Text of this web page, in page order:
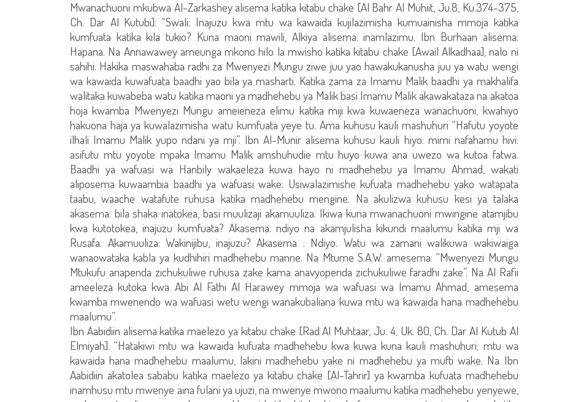
Mwanachuoni mkubwa Al-Zarkashey alisema katika kitabu chake [Al Bahr Al Muhiit, Ju.8, Ku.374-375,
Ch. Dar Al Kutubi]: “Swali: Inajuzu kwa mtu wa kawaida kujilazimisha kumuainisha mmoja katika
kumfuata katika kila tukio? Kuna maoni mawili, Alkiya alisema: inamlazimu. Ibn Burhaan alisema:
Hapana. Na Annawawey ameunga mkono hilo la mwisho katika kitabu chake [Awail Alkadhaa], nalo ni
sahihi. Hakika maswahaba radhi za Mwenyezi Mungu ziwe juu yao hawakukanusha juu ya watu wengi
wa kawaida kuwafuata baadhi yao bila ya masharti. Katika zama za Imamu Malik baadhi ya makhalifa
walitaka kuwabeba watu katika maoni ya madhehebu ya Malik basi Imamu Malik akawakataza na akatoa
hoja kwamba Mwenyezi Mungu ameieneza elimu katika miji kwa kuwaeneza wanachuoni, kwahiyo
hakuona haja ya kuwalazimisha watu kumfuata yeye tu. Ama kuhusu kauli mashuhuri “Hafutu yoyote
ilhali Imamu Malik yupo ndani ya mji”. Ibn Al-Munir alisema kuhusu kauli hiyo: mimi nafahamu hivi:
asifutu mtu yoyote mpaka Imamu Malik amshuhudie mtu huyo kuwa ana uwezo wa kutoa fatwa.
Baadhi ya wafuasi wa Hanbily wakaeleza kuwa hayo ni madhehebu ya Imamu Ahmad, wakati
aliposema kuwaambia baadhi ya wafuasi wake: Usiwalazimishe kufuata madhehebu yako watapata
taabu, waache watafute ruhusa katika madhehebu mengine. Na akulizwa kuhusu kesi ya talaka
akasema: bila shaka inatokea, basi muulizaji akamuuliza: Ikiwa kuna mwanachuoni mwingine atamjibu
kwa kutotokea, inajuzu kumfuata? Akasema: ndiyo na akamjulisha kikundi maalumu katika mji wa
Rusafa. Akamuuliza: Wakinijibu, inajuzu? Akasema : Ndiyo. Watu wa zamani walikuwa wakiwaiga
wanaowataka kabla ya kudhihiri madhehebu manne. Na Mtume S.A.W. amesema: “Mwenyezi Mungu
Mtukufu anapenda zichukuliwe ruhusa zake kama anavyopenda zichukuliwe faradhi zake”. Na Al Rafii
ameeleza kutoka kwa Abi Al Fathi Al Harawey mmoja wa wafuasi wa Imamu Ahmad, amesema
kwamba mwenendo wa wafuasi wetu wengi wanakubaliana kuwa mtu wa kawaida hana madhehebu
maalumu”.
Ibn Aabidiin alisema katika maelezo ya kitabu chake [Rad Al Muhtaar, Ju. 4, Uk. 80, Ch. Dar Al Kutub Al
Elmiyah]: “Hatakiwi mtu wa kawaida kufuata madhehebu kwa kuwa kuna kauli mashuhuri; mtu wa
kawaida hana madhehebu maalumu, lakini madhehebu yake ni madhehebu ya mufti wake. Na Ibn
Aabidiin akatolea sababu katika maelezo ya kitabu chake [Al-Tahrir] ya kwamba kufuata madhehebu
inamhusu mtu mwenye aina fulani ya ujuzi, na mwenye mwono maalumu katika madhehebu yenyewe,